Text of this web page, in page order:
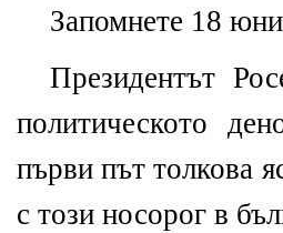
Запомнете 18
Президентът
политическото
първи път толкова
с този носорог в